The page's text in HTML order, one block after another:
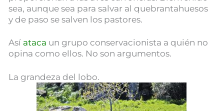
sea, aunque sea para salvar al quebrantahuesos
y de paso se salven los pastores.
Así ataca un grupo conservacionista a quién no
opina como ellos. No son argumentos.
La grandeza del lobo.